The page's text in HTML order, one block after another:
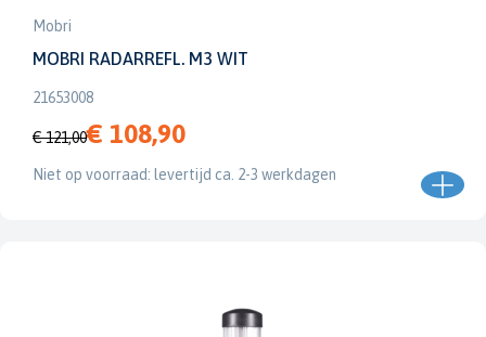
Mobri
MOBRI RADARREFL. M3 WIT
21653008
€ 121,00€ 108,90
Niet op voorraad: levertijd ca. 2-3 werkdagen